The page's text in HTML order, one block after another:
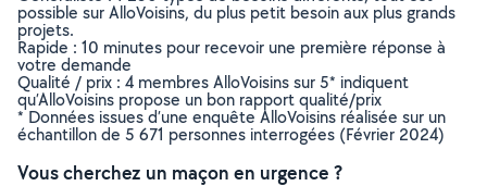
possible sur AlloVoisins, du plus petit besoin aux plus grands
projets.
Rapide : 10 minutes pour recevoir une première réponse à
votre demande
Qualité / prix : 4 membres AlloVoisins sur 5* indiquent
qu’AlloVoisins propose un bon rapport qualité/prix
* Données issues d’une enquête AlloVoisins réalisée sur un
échantillon de 5 671 personnes interrogées (Février 2024)
Vous cherchez un maçon en urgence ?